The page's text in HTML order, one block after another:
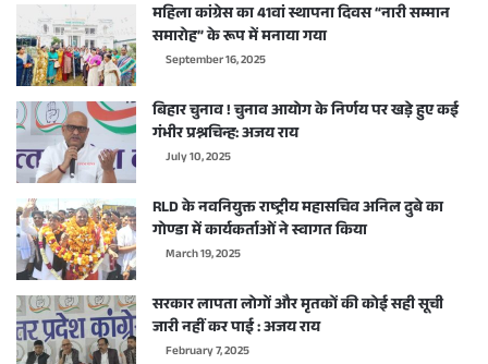
महिला कांग्रेस का 41वां स्थापना दिवस “नारी सम्मान
समारोह” के रूप में मनाया गया
September 16, 2025
बिहार चुनाव ! चुनाव आयोग के निर्णय पर खड़े हुए कई
गंभीर प्रश्नचिन्ह: अजय राय
July 10, 2025
RLD के नवनियुक्त राष्ट्रीय महासचिव अनिल दुबे का
गोण्डा में कार्यकर्ताओं ने स्वागत किया
March 19, 2025
सरकार लापता लोगों और मृतकों की कोई सही सूची
जारी नहीं कर पाई : अजय राय
February 7, 2025